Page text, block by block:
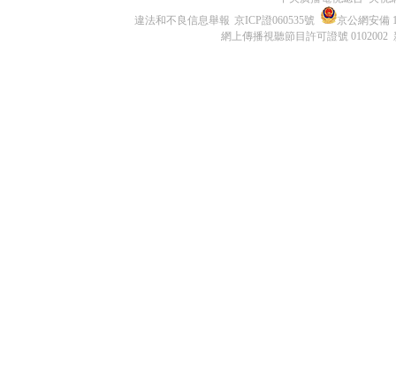
違法和不良信息舉報 京ICP證060535號
京公網安備
網上傳播視聽節目許可證號 0102002